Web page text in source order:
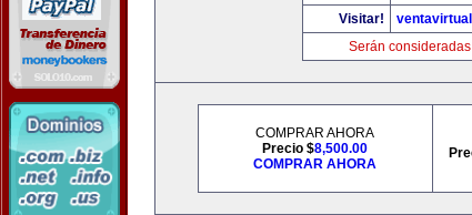
Visitar!
Serán
COMPRAR AHORA
Precio $8,500.00
COMPRAR AHORA